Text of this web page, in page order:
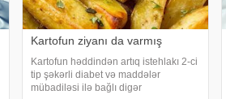
Kartofun ziyanı da varmış
Kartofun həddindən artıq istehlakı 2-ci
tip şəkərli diabet və maddələr
mübadiləsi ilə bağlı digər